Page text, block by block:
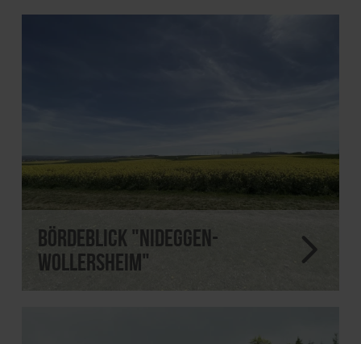
Bördeblick "Nideggen-
Wollersheim"